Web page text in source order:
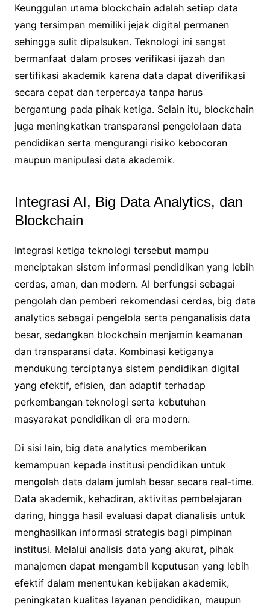
Keunggulan utama blockchain adalah setiap data
yang tersimpan memiliki jejak digital permanen
sehingga sulit dipalsukan. Teknologi ini sangat
bermanfaat dalam proses verifikasi ijazah dan
sertifikasi akademik karena data dapat diverifikasi
secara cepat dan terpercaya tanpa harus
bergantung pada pihak ketiga. Selain itu, blockchain
juga meningkatkan transparansi pengelolaan data
pendidikan serta mengurangi risiko kebocoran
maupun manipulasi data akademik.
Integrasi AI, Big Data Analytics, dan
Blockchain
Integrasi ketiga teknologi tersebut mampu
menciptakan sistem informasi pendidikan yang lebih
cerdas, aman, dan modern. AI berfungsi sebagai
pengolah dan pemberi rekomendasi cerdas, big data
analytics sebagai pengelola serta penganalisis data
besar, sedangkan blockchain menjamin keamanan
dan transparansi data. Kombinasi ketiganya
mendukung terciptanya sistem pendidikan digital
yang efektif, efisien, dan adaptif terhadap
perkembangan teknologi serta kebutuhan
masyarakat pendidikan di era modern.
Di sisi lain, big data analytics memberikan
kemampuan kepada institusi pendidikan untuk
mengolah data dalam jumlah besar secara real-time.
Data akademik, kehadiran, aktivitas pembelajaran
daring, hingga hasil evaluasi dapat dianalisis untuk
menghasilkan informasi strategis bagi pimpinan
institusi. Melalui analisis data yang akurat, pihak
manajemen dapat mengambil keputusan yang lebih
efektif dalam menentukan kebijakan akademik,
peningkatan kualitas layanan pendidikan, maupun